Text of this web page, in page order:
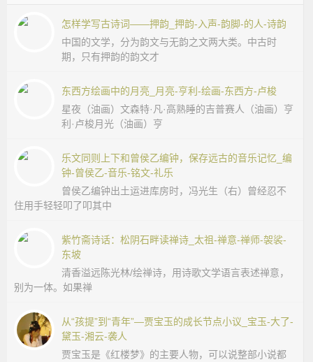
怎样学写古诗词——押韵_押韵-入声-韵脚-的人-诗韵
中国的文学，分为韵文与无韵之文两大类。中古时
期，只有押韵的韵文才
东西方绘画中的月亮_月亮-亨利-绘画-东西方-卢梭
星夜（油画）文森特·凡·高熟睡的吉普赛人（油画）亨
利·卢梭月光（油画）亨
乐文同则上下和曾侯乙编钟，保存远古的音乐记忆_编
钟-曾侯乙-音乐-铭文-礼乐
曾侯乙编钟出土运进库房时，冯光生（右）曾经忍不
住用手轻轻叩了叩其中
紫竹斋诗话：松阴石畔读禅诗_太祖-禅意-禅师-袈裟-
东坡
清香溢远陈光林/绘禅诗，用诗歌文学语言表述禅意，
别为一体。如果禅
从“孩提”到“青年”—贾宝玉的成长节点小议_宝玉-大了-
黛玉-湘云-袭人
贾宝玉是《红楼梦》的主要人物，可以说整部小说都